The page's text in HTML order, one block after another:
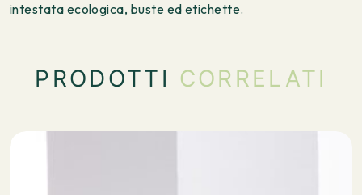
intestata ecologica, buste ed etichette.
PRODOTTI CORRELATI